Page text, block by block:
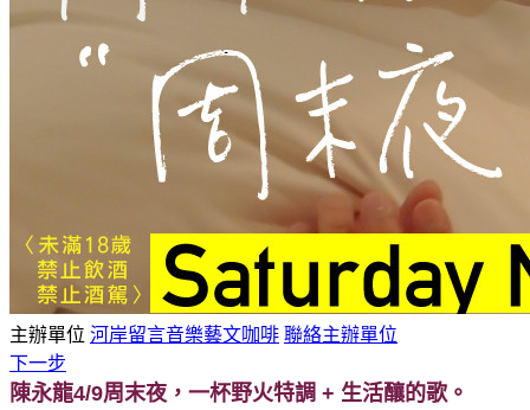
主辦單位 河岸留言音樂藝文咖啡 聯絡主辦單位
下一步
陳永龍4/9周末夜，一杯野火特調 + 生活釀的歌。